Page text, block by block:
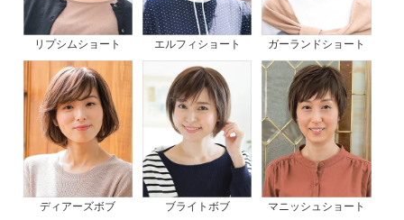
リプシムショート エルフィショート ガーランドショート
ディアーズボブ ブライトボブ マニッシュショート